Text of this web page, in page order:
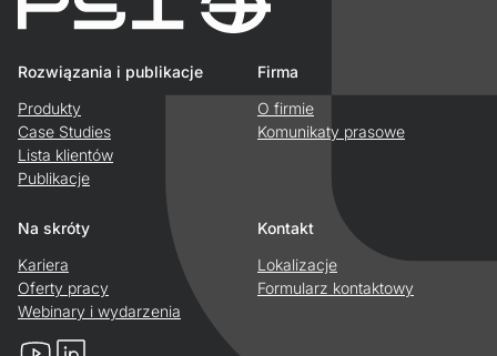
Rozwiązania i publikacje
Produkty
Case Studies
Lista klientów
Publikacje
Firma
O firmie
Komunikaty prasowe
Na skróty
Kariera
Oferty pracy
Webinary i wydarzenia
Kontakt
Lokalizacje
Formularz kontaktowy
YouTubeLinkedIn